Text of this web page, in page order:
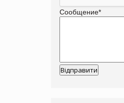
Сообщение*